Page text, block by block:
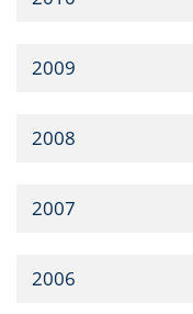
2009
2008
2007
2006